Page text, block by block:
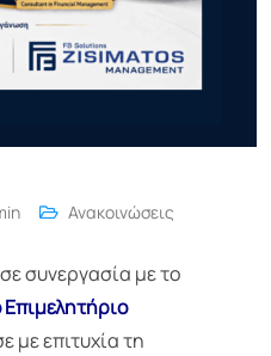
Ανακοινώσεις
συνεργασία με το
με επιτυχία τη